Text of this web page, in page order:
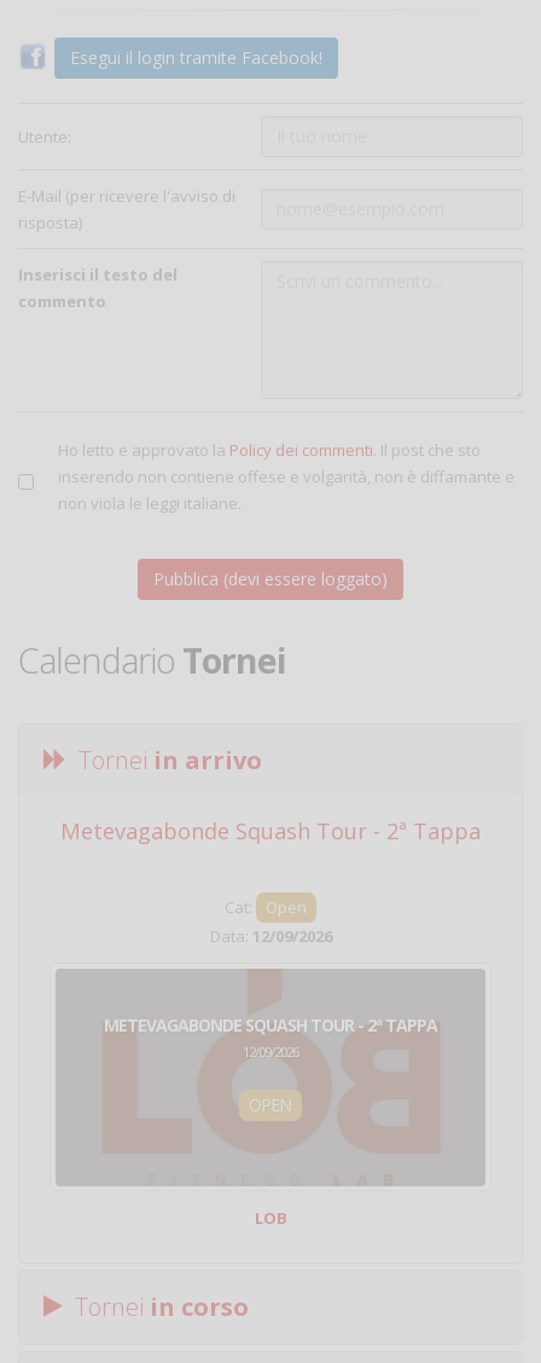
Esegui il login tramite Facebook!
Utente:
E-Mail (per ricevere l'avviso di
risposta)
Inserisci il testo del
commento
Ho letto e approvato la Policy dei commenti. Il post che sto
inserendo non contiene offese e volgarità, non è diffamante e
non viola le leggi italiane.
Calendario Tornei
Tornei in arrivo
Metevagabonde Squash Tour - 2ª Tappa
Cat:
Open
Data: 12/09/2026
METEVAGABONDE SQUASH TOUR - 2ª TAPPA
12/09/2026
OPEN
LOB
Tornei in corso